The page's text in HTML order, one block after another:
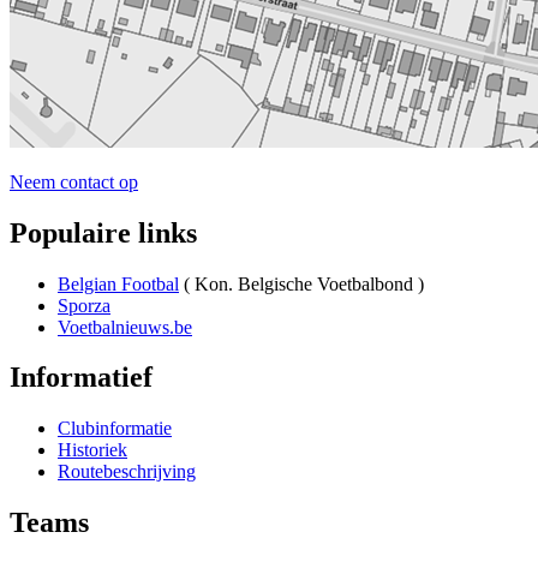
Neem contact op
Populaire links
Belgian Footbal ( Kon. Belgische Voetbalbond )
Sporza
Voetbalnieuws.be
Informatief
Clubinformatie
Historiek
Routebeschrijving
Teams